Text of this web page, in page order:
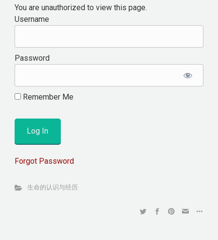
You are unauthorized to view this page.
Username
Password
Remember Me
Forgot Password
生命的认识与经历